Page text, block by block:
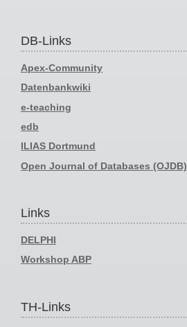
DB-Links
Apex-Community
Datenbankwiki
e-teaching
edb
ILIAS Dortmund
Open Journal of Databases (OJDB)
Links
DELPHI
Workshop ABP
TH-Links